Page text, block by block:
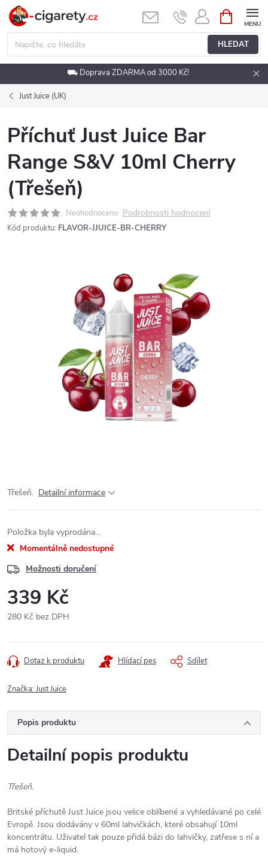
Přejít
obsah
HLEDAT
NÁKUPNÍ
KOŠÍK
⛟ Doprava ZDARMA od 3000 Kč!
Just Juice (UK)
Příchuť Just Juice Bar
Range S&V 10ml Cherry
(Třešeň)
Neohodnoceno Podrobnosti hodnocení
Kód produktu: FLAVOR-JJUICE-BR-CHERRY
Třešeň. Detailní informace
Položka byla vyprodána…
Momentálně nedostupné
Možnosti doručení
339 Kč
280 Kč bez DPH
cena:
Dotaz k produktu Hlídací pes Sdílet
Značka:Just Juice
Popis produktu
Detailní popis produktu
Třešeň.
Britské příchutě Just Juice jsou velice oblíbené a vyhledávané po celé
Evropě. Jsou dodávány v 60ml lahvičkách, které obsahují 10ml
koncentrátu. Uživatel tak pouze přidá bázi do lahvičky, zatřese s ní a
má hotový e-liquid.